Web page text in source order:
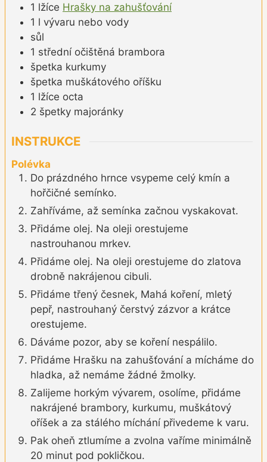
1 lžíce Hrašky na zahušťování
1 l vývaru nebo vody
sůl
1 střední očištěná brambora
špetka kurkumy
špetka muškátového oříšku
1 lžíce octa
2 špetky majoránky
INSTRUKCE
Polévka
Do prázdného hrnce vsypeme celý kmín a
hořčičné semínko.
Zahříváme, až semínka začnou vyskakovat.
Přidáme olej. Na oleji orestujeme
nastrouhanou mrkev.
Přidáme olej. Na oleji orestujeme do zlatova
drobně nakrájenou cibuli.
Přidáme třený česnek, Mahá koření, mletý
pepř, nastrouhaný čerstvý zázvor a krátce
orestujeme.
Dáváme pozor, aby se koření nespálilo.
Přidáme Hrašku na zahušťování a mícháme do
hladka, až nemáme žádné žmolky.
Zalijeme horkým vývarem, osolíme, přidáme
nakrájené brambory, kurkumu, muškátový
oříšek a za stálého míchání přivedeme k varu.
Pak oheň ztlumíme a zvolna vaříme minimálně
20 minut pod pokličkou.